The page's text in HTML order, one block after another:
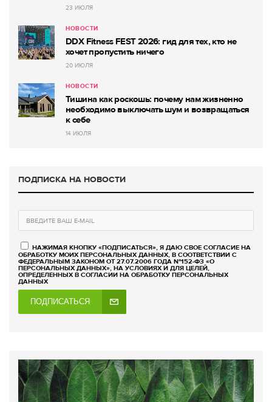
23 ИЮЛЯ
НОВОСТИ
DDX Fitness FEST 2026: гид для тех, кто не
хочет пропустить ничего
20 ИЮЛЯ
НОВОСТИ
Тишина как роскошь: почему нам жизненно
необходимо выключать шум и возвращаться
к себе
14 ИЮЛЯ
ПОДПИСКА НА НОВОСТИ
НАЖИМАЯ КНОПКУ «ПОДПИСАТЬСЯ», Я ДАЮ СВОЕ СОГЛАСИЕ НА
ОБРАБОТКУ МОИХ ПЕРСОНАЛЬНЫХ ДАННЫХ, В СООТВЕТСТВИИ С
ФЕДЕРАЛЬНЫМ ЗАКОНОМ ОТ 27.07.2006 ГОДА №152-ФЗ «О
ПЕРСОНАЛЬНЫХ ДАННЫХ», НА УСЛОВИЯХ И ДЛЯ ЦЕЛЕЙ,
ОПРЕДЕЛЕННЫХ В СОГЛАСИИ НА ОБРАБОТКУ ПЕРСОНАЛЬНЫХ
ДАННЫХ
ПОДПИСАТЬСЯ